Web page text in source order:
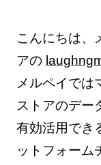
こんにちは、
アの
メルペイでは
ストアのデー
有効活用でき
ットフォーム